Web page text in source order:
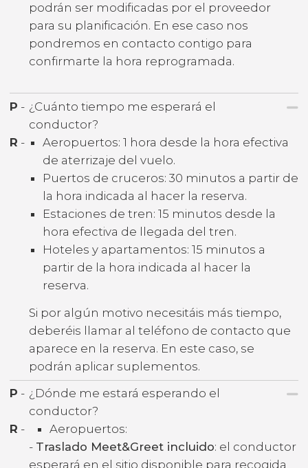
podrán ser modificadas por el proveedor
para su planificación. En ese caso nos
pondremos en contacto contigo para
confirmarte la hora reprogramada.
P - ¿Cuánto tiempo me esperará el
conductor?
R -
Aeropuertos: 1 hora desde la hora efectiva
de aterrizaje del vuelo.
Puertos de cruceros: 30 minutos a partir de
la hora indicada al hacer la reserva.
Estaciones de tren: 15 minutos desde la
hora efectiva de llegada del tren.
Hoteles y apartamentos: 15 minutos a
partir de la hora indicada al hacer la
reserva.
Si por algún motivo necesitáis más tiempo,
deberéis llamar al teléfono de contacto que
aparece en la reserva. En este caso, se
podrán aplicar suplementos.
P - ¿Dónde me estará esperando el
conductor?
R -
Aeropuertos:
- Traslado Meet&Greet incluido: el conductor
esperará en el sitio disponible para recogida